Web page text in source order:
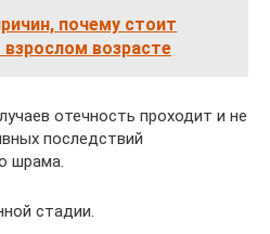
почему стоит
возрасте
отечность проходит и не
последствий
шрама.
стадии.